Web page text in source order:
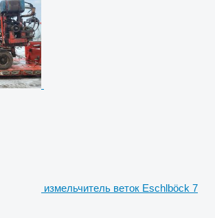
измельчитель веток Eschlböck 7